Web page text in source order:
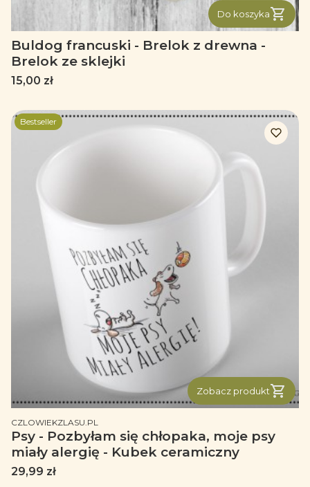
Do koszyka
Buldog francuski - Brelok z drewna -
Brelok ze sklejki
Cena
15,00 zł
Bestseller
Zobacz produkt
PRODUCENT
CZLOWIEKZLASU.PL
Psy - Pozbyłam się chłopaka, moje psy
miały alergię - Kubek ceramiczny
Cena
29,99 zł